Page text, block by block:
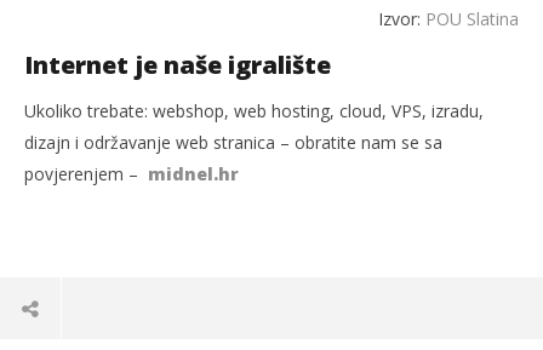
Izvor: POU Slatina
Internet je naše igralište
Ukoliko trebate: webshop, web hosting, cloud, VPS, izradu,
dizajn i održavanje web stranica – obratite nam se sa
povjerenjem – midnel.hr